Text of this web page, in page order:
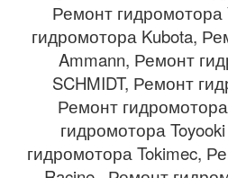
Ремонт гидромотора
гидромотора Kubota,
Ammann, Ремонт
SCHMIDT, Ремонт
Ремонт
гидромотора
гидромотора Tokimec,